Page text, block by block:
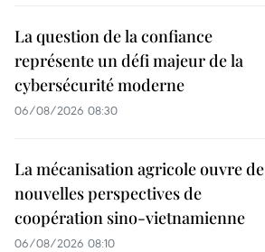
La question de la confiance
représente un défi majeur de la
cybersécurité moderne
06/08/2026 08:30
La mécanisation agricole ouvre de
nouvelles perspectives de
coopération sino-vietnamienne
06/08/2026 08:10